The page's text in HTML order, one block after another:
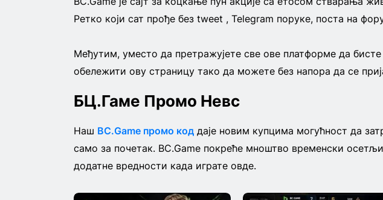
Ретко који сат прође без tweet , Telegram поруке, поста на
Међутим, уместо да претражујете све ове платформе да
обележити ову страницу тако да можете без напора да се
БЦ.Гаме Промо Невс
Наш BC.Game промо код даје новим купцима могућност да
само за почетак. BC.Game покреће мноштво временски
додатне вредности када играте овде.